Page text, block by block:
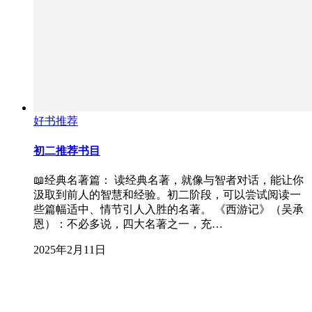
好书推荐
初二推荐书目
📖经典名著篇： 读经典名著，就像与智者对话，能让你
汲取到前人的智慧和经验。初二阶段，可以尝试阅读一
些篇幅适中、情节引人入胜的名著。 《西游记》（吴承
恩）：不必多说，四大名著之一，充…
2025年2月11日